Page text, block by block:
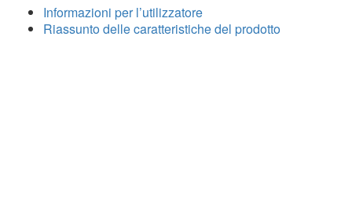
Informazioni per l’utilizzatore
Riassunto delle caratteristiche del prodotto